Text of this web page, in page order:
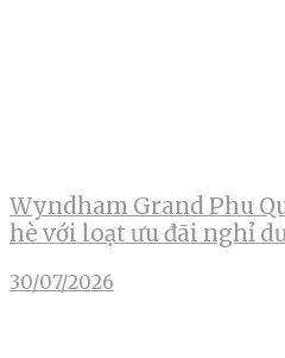
Wyndham Grand Phu
hè với loạt ưu đãi nghỉ
30/07/2026